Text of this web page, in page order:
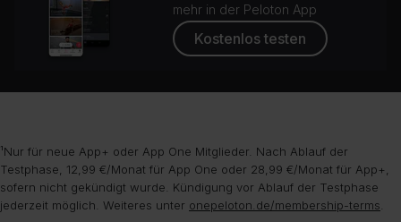
mehr in der Peloton App
Kostenlos testen
¹Nur für neue App+ oder App One Mitglieder. Nach Ablauf der
Testphase, 12,99 €/Monat für App One oder 28,99 €/Monat für App+,
sofern nicht gekündigt wurde. Kündigung vor Ablauf der Testphase
jederzeit möglich. Weiteres unter onepeloton.de/membership-terms